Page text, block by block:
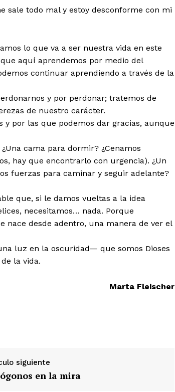
sale todo mal y estoy desconforme con mi
lo que va a ser nuestra vida en este
aquí aprendemos por medio del
continuar aprendiendo a través de la
y por perdonar; tratemos de
de nuestro carácter.
y por las que podemos dar gracias, aunque
cama para dormir? ¿Cenamos
hay que encontrarlo con urgencia). ¿Un
fuerzas para caminar y seguir adelante?
que, si le damos vueltas a la idea
necesitamos… nada. Porque
nace desde adentro, una manera de ver el
luz en la oscuridad— que somos Dioses
la vida.
Marta Fleischer
siguiente
en la mira